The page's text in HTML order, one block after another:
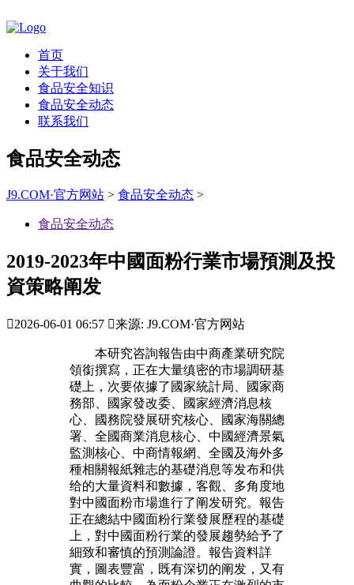
首页
关于我们
食品安全知识
食品安全动态
联系我们
食品安全动态
J9.COM·官方网站 > 食品安全动态 >
食品安全动态
2019-2023年中國面粉行業市場預測及投
資策略阐发
2026-06-01 06:57 来源: J9.COM·官方网站
本研究咨詢報告由中商產業研究院
領銜撰寫，正在大量缜密的市場調研基
礎上，次要依據了國家統計局、國家商
務部、國家發改委、國家經濟消息核
心、國務院發展研究核心、國家海關總
署、全國商業消息核心、中國經濟景氣
監測核心、中商情報網、全國及海外多
種相關報紙雜志的基礎消息等发布和供
给的大量資料和數據，客觀、多角度地
對中國面粉市場進行了阐发研究。報告
正在總結中國面粉行業發展歷程的基礎
上，對中國面粉行業的發展趨勢給予了
細致和審慎的預測論證。報告資料詳
實，圖表豐富，既有深切的阐发，又有